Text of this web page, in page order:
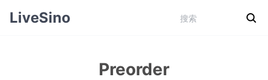
LiveSino
Preorder